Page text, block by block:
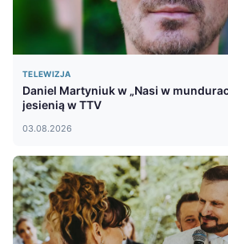
TELEWIZJA
Daniel Martyniuk w „Nasi w
jesienią w TTV
03.08.2026